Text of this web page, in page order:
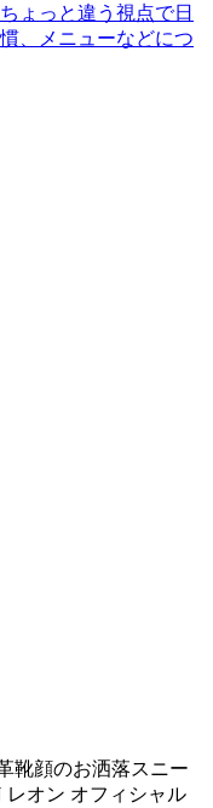
ょっと違う視点で日
、メニューなどにつ
靴顔のお洒落スニー
レオン オフィシャル